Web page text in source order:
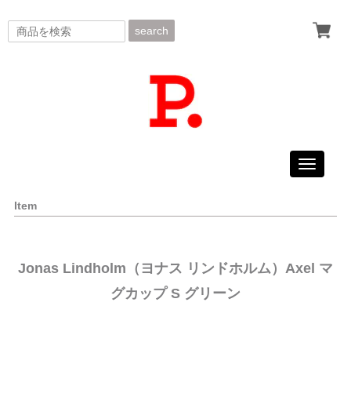
search
Toggle
Item
Jonas Lindholm（ヨナス リンドホルム）Axel マ
グカップ S グリーン